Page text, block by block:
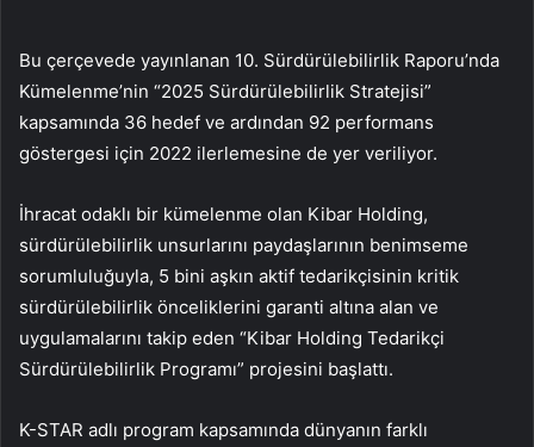
Bu çerçevede yayınlanan 10. Sürdürülebilirlik Raporu’nda
Kümelenme’nin “2025 Sürdürülebilirlik Stratejisi”
kapsamında 36 hedef ve ardından 92 performans
göstergesi için 2022 ilerlemesine de yer veriliyor.
İhracat odaklı bir kümelenme olan Kibar Holding,
sürdürülebilirlik unsurlarını paydaşlarının benimseme
sorumluluğuyla, 5 bini aşkın aktif tedarikçisinin kritik
sürdürülebilirlik önceliklerini garanti altına alan ve
uygulamalarını takip eden “Kibar Holding Tedarikçi
Sürdürülebilirlik Programı” projesini başlattı.
K-STAR adlı program kapsamında dünyanın farklı